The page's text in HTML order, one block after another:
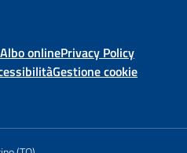
Albo onlinePrivacy Policy
Gestione cookie